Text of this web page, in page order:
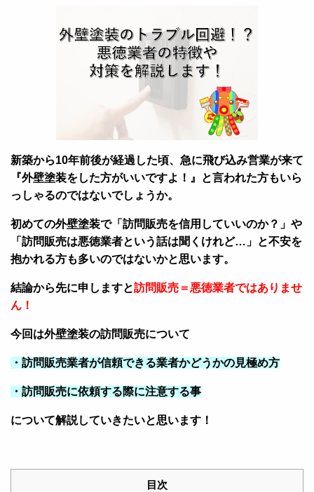
新築から10年前後が経過した頃、急に飛び込み営業が来て
『外壁塗装をした方がいいですよ！』と言われた方もいら
っしゃるのではないでしょうか。
初めての外壁塗装で「訪問販売を信用していいのか？」 や
「訪問販売は悪徳業者という話は聞くけれど…」 と不安を
抱かれる方も多いのではないかと思います。
結論から先に申しますと訪問販売＝悪徳業者ではありませ
ん！
今回は外壁塗装の訪問販売について
・訪問販売業者が信頼できる業者かどうかの見極め方
・訪問販売に依頼する際に注意する事
について解説していきたいと思います！
目次